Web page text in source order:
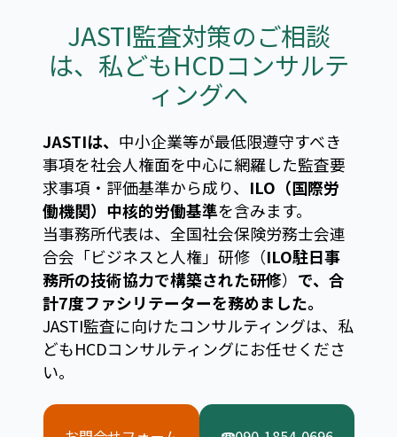
JASTI監査対策のご相談
は、私どもHCDコンサルテ
ィングへ
JASTIは、 中小企業等が最低限遵守すべき
事項を社会人権面を中心に網羅した監査要
求事項・評価基準から成り、 ILO（国際労
働機関）中核的労働基準を含みます。
当事務所代表は、全国社会保険労務士会連
合会「ビジネスと人権」研修（ILO駐日事
務所の技術協力で構築された研修） で、合
計7度ファシリテーターを務めました。
JASTI監査に向けたコンサルティングは、私
どもHCDコンサルティングにお任せくださ
い。